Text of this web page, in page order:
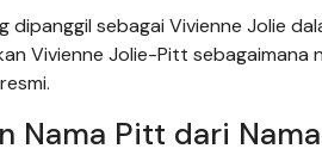
dipanggil sebagai Vivienne Jolie
Vivienne Jolie-Pitt sebagaimana
Nama Pitt dari